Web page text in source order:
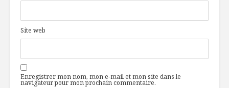
Site web
Enregistrer mon nom, mon e-mail et mon site dans le
navigateur pour mon prochain commentaire.